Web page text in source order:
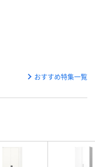
おすすめ特集一覧